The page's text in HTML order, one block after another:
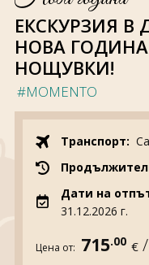
За нас
Документи
Общи условия
ЕКСКУРЗИЯ
НОВА ГОДИНА
НОЩУВКИ!
#MOMENTO
Транспорт:
Дати на
31.12.2026 г.
Цена от: 715.00 € /